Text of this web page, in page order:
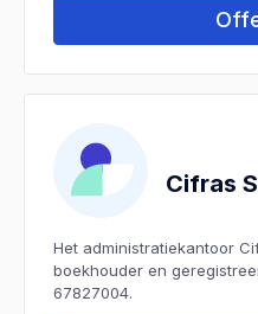
Cifras
Het administratiekantoor
boekhouder en
67827004.